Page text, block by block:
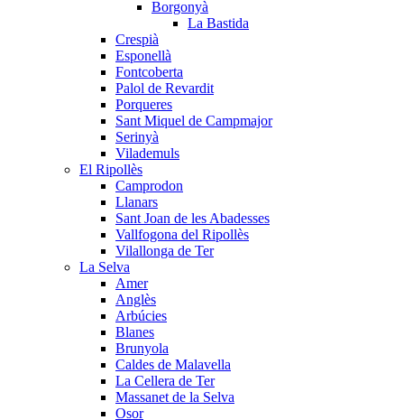
Borgonyà
La Bastida
Crespià
Esponellà
Fontcoberta
Palol de Revardit
Porqueres
Sant Miquel de Campmajor
Serinyà
Vilademuls
El Ripollès
Camprodon
Llanars
Sant Joan de les Abadesses
Vallfogona del Ripollès
Vilallonga de Ter
La Selva
Amer
Anglès
Arbúcies
Blanes
Brunyola
Caldes de Malavella
La Cellera de Ter
Massanet de la Selva
Osor